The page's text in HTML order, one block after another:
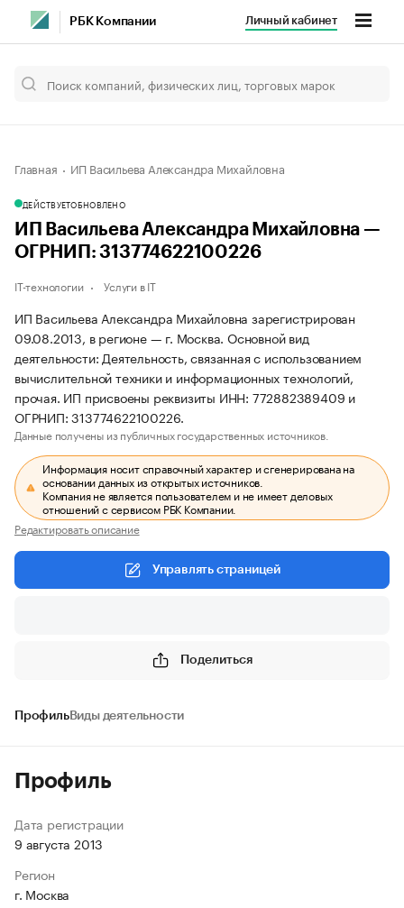
РБК Компании Личный кабинет
Главная ИП Васильева Александра Михайловна
ДЕЙСТВУЕТОБНОВЛЕНО
ИП Васильева Александра Михайловна —
ОГРНИП: 313774622100226
IT-технологии Услуги в IT
ИП Васильева Александра Михайловна зарегистрирован
09.08.2013, в регионе — г. Москва. Основной вид
деятельности: Деятельность, связанная с использованием
вычислительной техники и информационных технологий,
прочая. ИП присвоены реквизиты ИНН: 772882389409 и
ОГРНИП: 313774622100226.
Данные получены из публичных государственных источников.
Информация носит справочный характер и сгенерирована на
основании данных из открытых источников.
Компания не является пользователем и не имеет деловых
отношений с сервисом РБК Компании.
Редактировать описание
Управлять страницей
Поделиться
ПрофильВиды деятельности
Профиль
Дата регистрации
9 августа 2013
Регион
г. Москва